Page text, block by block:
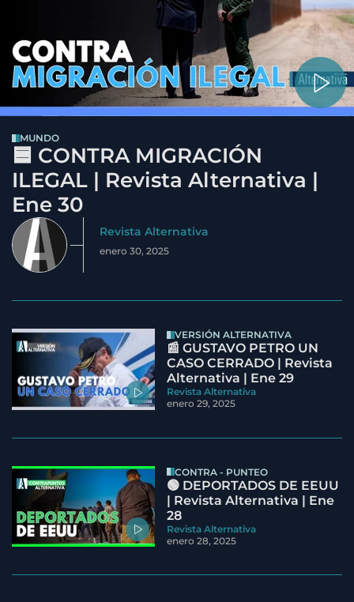
MUNDO
🟦 CONTRA MIGRACIÓN
ILEGAL | Revista Alternativa |
Ene 30
Revista Alternativa
enero 30, 2025
VERSIÓN ALTERNATIVA
📰 GUSTAVO PETRO UN
CASO CERRADO | Revista
Alternativa | Ene 29
Revista Alternativa
enero 29, 2025
CONTRA - PUNTEO
🟢 DEPORTADOS DE EEUU
| Revista Alternativa | Ene
28
Revista Alternativa
enero 28, 2025